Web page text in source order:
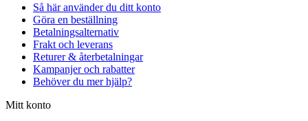
Så här använder du ditt konto
Göra en beställning
Betalningsalternativ
Frakt och leverans
Returer & återbetalningar
Kampanjer och rabatter
Behöver du mer hjälp?
Mitt konto